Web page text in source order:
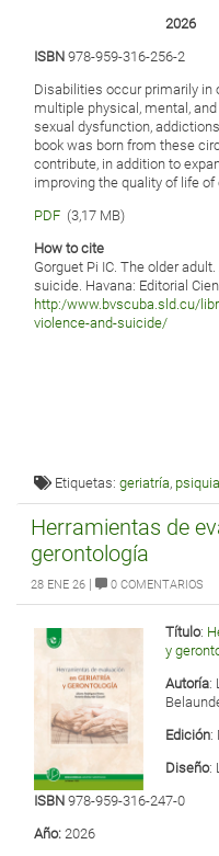
2026
ISBN 978-959-316-256-2
Disabilities occur primarily in
multiple physical, mental,
sexual dysfunction,
book was born from these
contribute, in addition to
improving the quality of life of
PDF (3,17 MB)
How to cite
Gorguet Pi IC. The older
suicide. Havana: Editorial
http:/www.bvscuba.sld.cu/
violence-and-suicide/
Etiquetas:geriatría,
Herramientas de
gerontología
28 ENE 26 | 0 COMENTARIOS
Título:
y
Autoría:
Edición:
Diseño:
ISBN 978-959-316-247-0
Año: 2026